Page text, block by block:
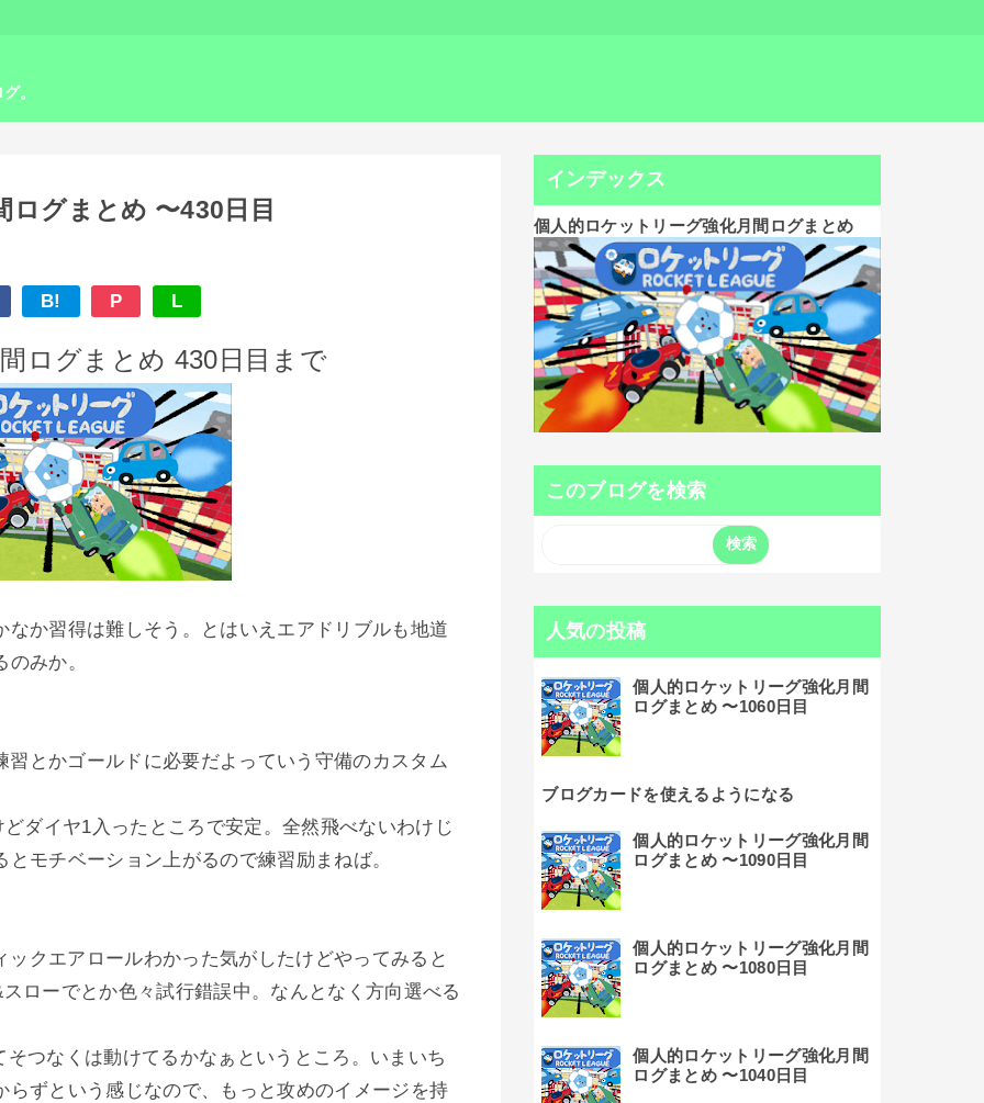
。
ログまとめ 〜430日目
B! P L
ログまとめ 430 日目まで
か習得は難しそう。とはいえエアドリブルも地道
みか。
とかゴールドに必要だよっていう守備のカスタム
ダイヤ1入ったところで安定。全然飛べないわけじ
モチベーション上がるので練習励まねば。
クエアロールわかった気がしたけどやってみると
ローでとか色々試行錯誤中。なんとなく方向選べる
つなくは動けてるかなぁというところ。いまいち
ずという感じなので、もっと攻めのイメージを持
インデックス
個人的ロケットリーグ強化月間ログまとめ
このブログを検索
人気の投稿
個人的ロケットリーグ強化月間
ログまとめ 〜1060日目
ブログカードを使えるようになる
個人的ロケットリーグ強化月間
ログまとめ 〜1090日目
個人的ロケットリーグ強化月間
ログまとめ 〜1080日目
個人的ロケットリーグ強化月間
ログまとめ 〜1040日目